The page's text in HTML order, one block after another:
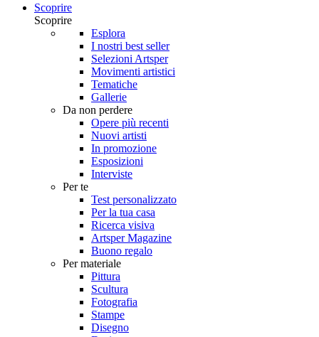
Scoprire
Scoprire
Esplora
I nostri best seller
Selezioni Artsper
Movimenti artistici
Tematiche
Gallerie
Da non perdere
Opere più recenti
Nuovi artisti
In promozione
Esposizioni
Interviste
Per te
Test personalizzato
Per la tua casa
Ricerca visiva
Artsper Magazine
Buono regalo
Per materiale
Pittura
Scultura
Fotografia
Stampe
Disegno